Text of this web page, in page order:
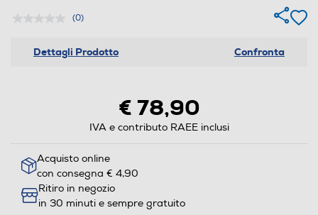
(0)
Dettagli Prodotto Confronta
€ 78,90
IVA e contributo RAEE inclusi
Acquisto online
con consegna € 4,90
Ritiro in negozio
in 30 minuti e sempre gratuito